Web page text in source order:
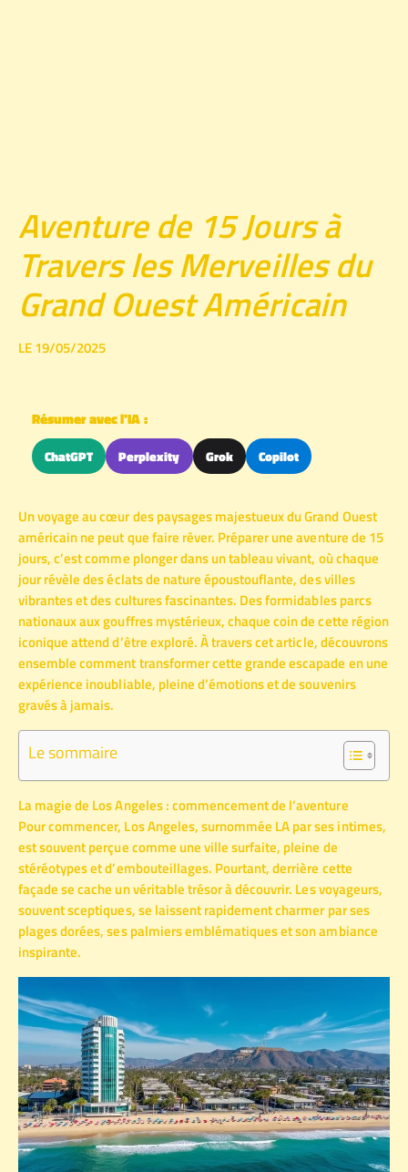
Aventure de 15 Jours à
Travers les Merveilles du
Grand Ouest Américain
LE 19/05/2025
Résumer avec l'IA :
ChatGPT Perplexity Grok Copilot
Un voyage au cœur des paysages majestueux du Grand Ouest
américain ne peut que faire rêver. Préparer une aventure de 15
jours, c’est comme plonger dans un tableau vivant, où chaque
jour révèle des éclats de nature époustouflante, des villes
vibrantes et des cultures fascinantes. Des formidables parcs
nationaux aux gouffres mystérieux, chaque coin de cette région
iconique attend d’être exploré. À travers cet article, découvrons
ensemble comment transformer cette grande escapade en une
expérience inoubliable, pleine d’émotions et de souvenirs
gravés à jamais.
Le sommaire
La magie de Los Angeles : commencement de l’aventure
Pour commencer, Los Angeles, surnommée LA par ses intimes,
est souvent perçue comme une ville surfaite, pleine de
stéréotypes et d’embouteillages. Pourtant, derrière cette
façade se cache un véritable trésor à découvrir. Les voyageurs,
souvent sceptiques, se laissent rapidement charmer par ses
plages dorées, ses palmiers emblématiques et son ambiance
inspirante.